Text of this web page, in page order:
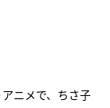
ニメで、ちさ子